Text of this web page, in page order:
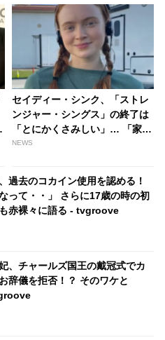
セイディー・シンク、「ストレ
ンジャー・シングス」の終了は
「とにかくさみしい」… 「家
族」である共演者たちの別れに
tvgroove
NEWS
過去のコカイン使用を認める！
って・・」 さらに17歳の時の初
赤裸々に語る - tvgroove
、チャールズ国王の戴冠式でカ
辞儀を拒否！？ そのワケと